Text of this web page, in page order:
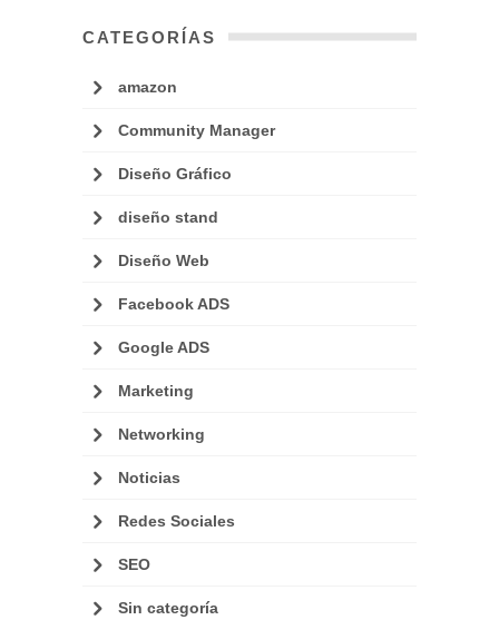
CATEGORÍAS
amazon
Community Manager
Diseño Gráfico
diseño stand
Diseño Web
Facebook ADS
Google ADS
Marketing
Networking
Noticias
Redes Sociales
SEO
Sin categoría